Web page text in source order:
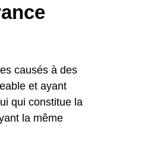
causés à des
et ayant
qui constitue la
la même